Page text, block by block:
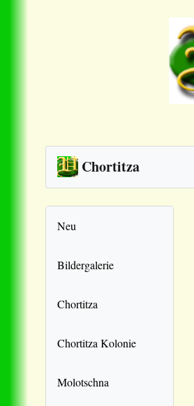
Chortitza
Neu
Bildergalerie
Chortitza
Chortitza Kolonie
Molotschna